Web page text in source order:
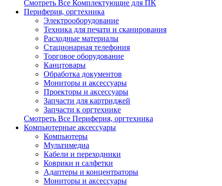
Смотреть Все Комплектующие для ПК
Периферия, оргтехника
Электрооборудование
Техника для печати и сканирования
Расходные материалы
Стационарная телефония
Торговое оборудование
Канцтовары
Обработка документов
Мониторы и аксессуары
Проекторы и аксессуары
Запчасти для картриджей
Запчасти к оргтехнике
Смотреть Все Периферия, оргтехника
Компьютерные аксессуары
Компьютеры
Мультимедиа
Кабели и переходники
Коврики и салфетки
Адаптеры и концентраторы
Мониторы и аксессуары